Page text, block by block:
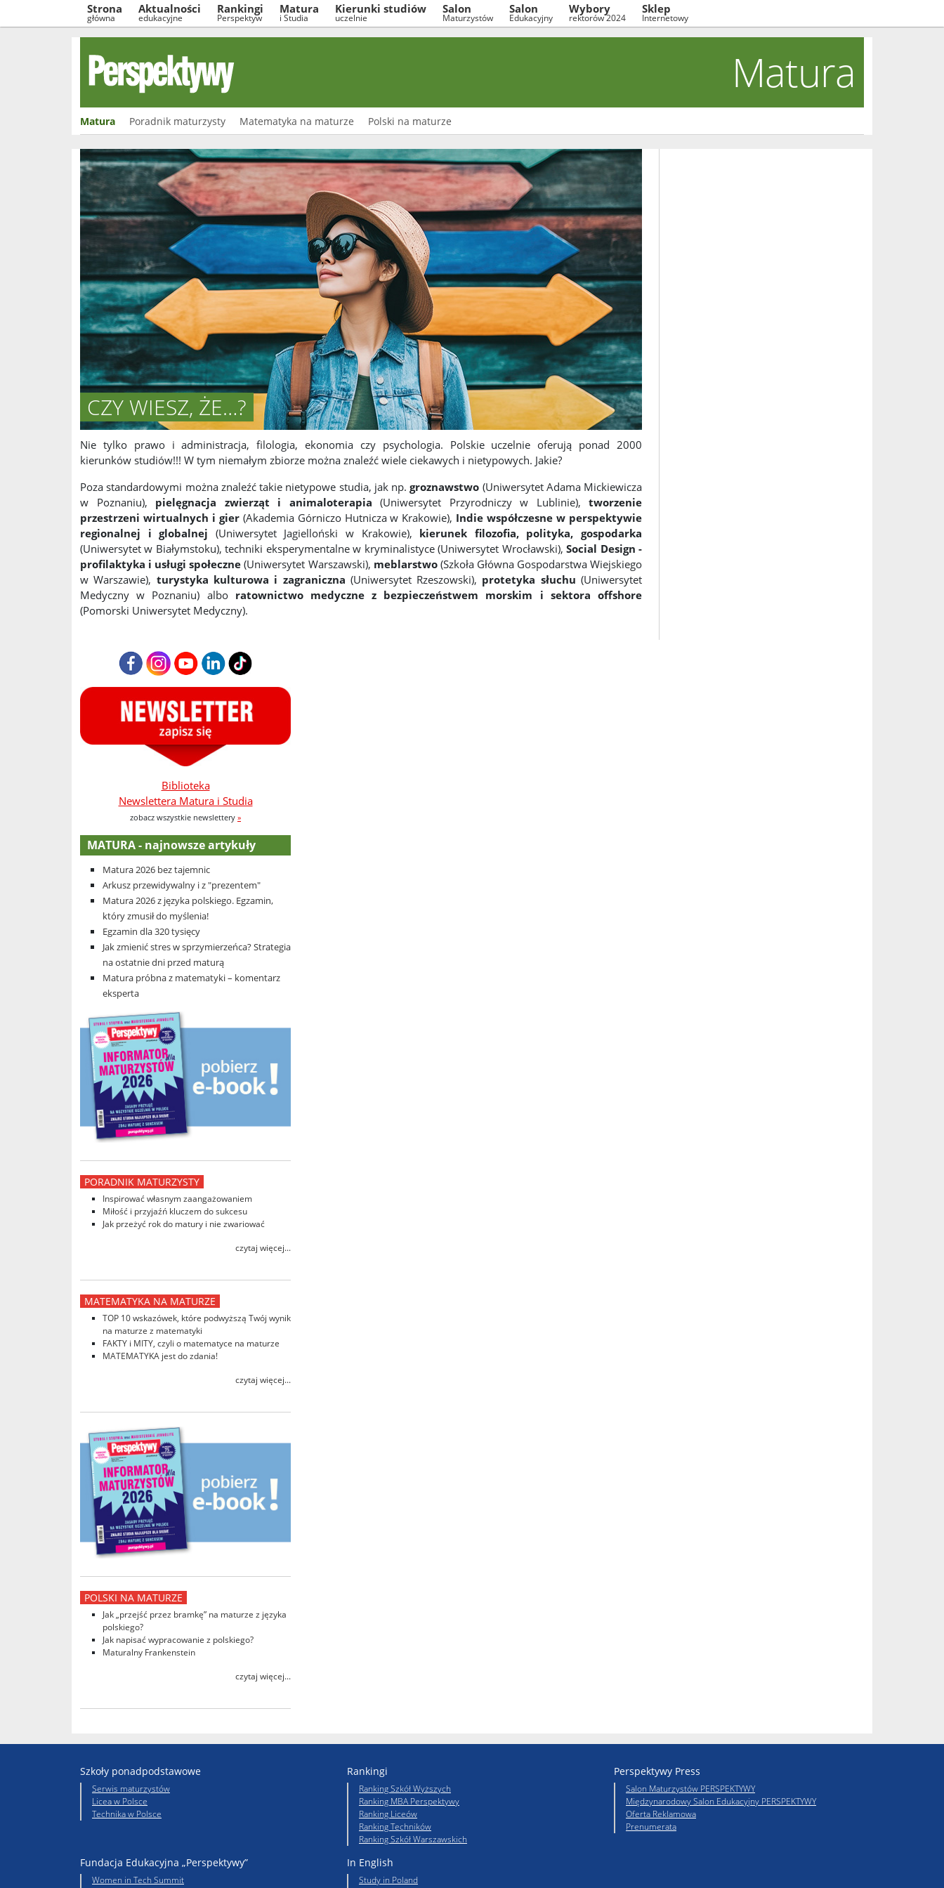
Strona
główna
Aktualności
edukacyjne
Rankingi
Perspektyw
Matura
i Studia
Kierunki studiów
uczelnie
Salon
Maturzystów
Salon
Edukacyjny
Wybory
rektorów 2024
Sklep
Internetowy
Matura
Matura Poradnik maturzysty Matematyka na maturze Polski na maturze
CZY WIESZ, ŻE…?
Nie tylko prawo i administracja, filologia, ekonomia czy psychologia. Polskie uczelnie oferują ponad 2000
kierunków studiów!!! W tym niemałym zbiorze można znaleźć wiele ciekawych i nietypowych. Jakie?
Poza standardowymi można znaleźć takie nietypowe studia, jak np.groznawstwo (Uniwersytet Adama Mickiewicza
w Poznaniu), pielęgnacja zwierząt i animaloterapia (Uniwersytet Przyrodniczy w Lublinie), tworzenie
przestrzeni wirtualnych i gier(Akademia Górniczo Hutnicza w Krakowie), Indie współczesne w perspektywie
regionalnej i globalnej (Uniwersytet Jagielloński w Krakowie), kierunek filozofia, polityka, gospodarka
(Uniwersytet w Białymstoku), techniki eksperymentalne w kryminalistyce (Uniwersytet Wrocławski),Social Design -
profilaktyka i usługi społeczne (Uniwersytet Warszawski), meblarstwo(Szkoła Główna Gospodarstwa Wiejskiego
w Warszawie), turystyka kulturowa i zagraniczna (Uniwersytet Rzeszowski), protetyka słuchu (Uniwersytet
Medyczny w Poznaniu) alboratownictwo medyczne z bezpieczeństwem morskim i sektora offshore
(Pomorski Uniwersytet Medyczny).
Biblioteka
Newslettera Matura i Studia
zobacz wszystkie newslettery »
MATURA - najnowsze artykuły
Matura 2026 bez tajemnic
Arkusz przewidywalny i z "prezentem"
Matura 2026 z języka polskiego. Egzamin,
który zmusił do myślenia!
Egzamin dla 320 tysięcy
Jak zmienić stres w sprzymierzeńca? Strategia
na ostatnie dni przed maturą
Matura próbna z matematyki – komentarz
eksperta
PORADNIK MATURZYSTY
Inspirować własnym zaangażowaniem
Miłość i przyjaźń kluczem do sukcesu
Jak przeżyć rok do matury i nie zwariować
czytaj więcej...
MATEMATYKA NA MATURZE
TOP 10 wskazówek, które podwyższą Twój wynik
na maturze z matematyki
FAKTY i MITY, czyli o matematyce na maturze
MATEMATYKA jest do zdania!
czytaj więcej...
POLSKI NA MATURZE
Jak „przejść przez bramkę” na maturze z języka
polskiego?
Jak napisać wypracowanie z polskiego?
Maturalny Frankenstein
czytaj więcej...
Szkoły ponadpodstawowe
Serwis maturzystów
Licea w Polsce
Technika w Polsce
Rankingi
Ranking Szkół Wyższych
Ranking MBA Perspektywy
Ranking Liceów
Ranking Techników
Ranking Szkół Warszawskich
Perspektywy Press
Salon Maturzystów PERSPEKTYWY
Międzynarodowy Salon Edukacyjny PERSPEKTYWY
Oferta Reklamowa
Prenumerata
Fundacja Edukacyjna „Perspektywy”
Women in Tech Summit
In English
Study in Poland